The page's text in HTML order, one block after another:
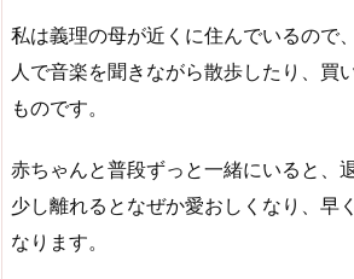
私は義理の母が近くに住んでいるので
人で音楽を聞きながら散歩したり、買
ものです。
赤ちゃんと普段ずっと一緒にいると、
少し離れるとなぜか愛おしくなり、早
なります。